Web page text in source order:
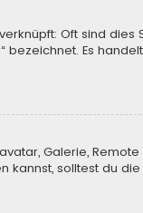
Oft sind dies
bezeichnet. Es
Galerie,
kannst, solltest du